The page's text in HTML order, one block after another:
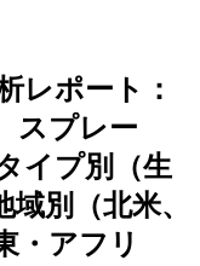
レポート：
スプレー
イプ別（生
別（北米、
・アフリ